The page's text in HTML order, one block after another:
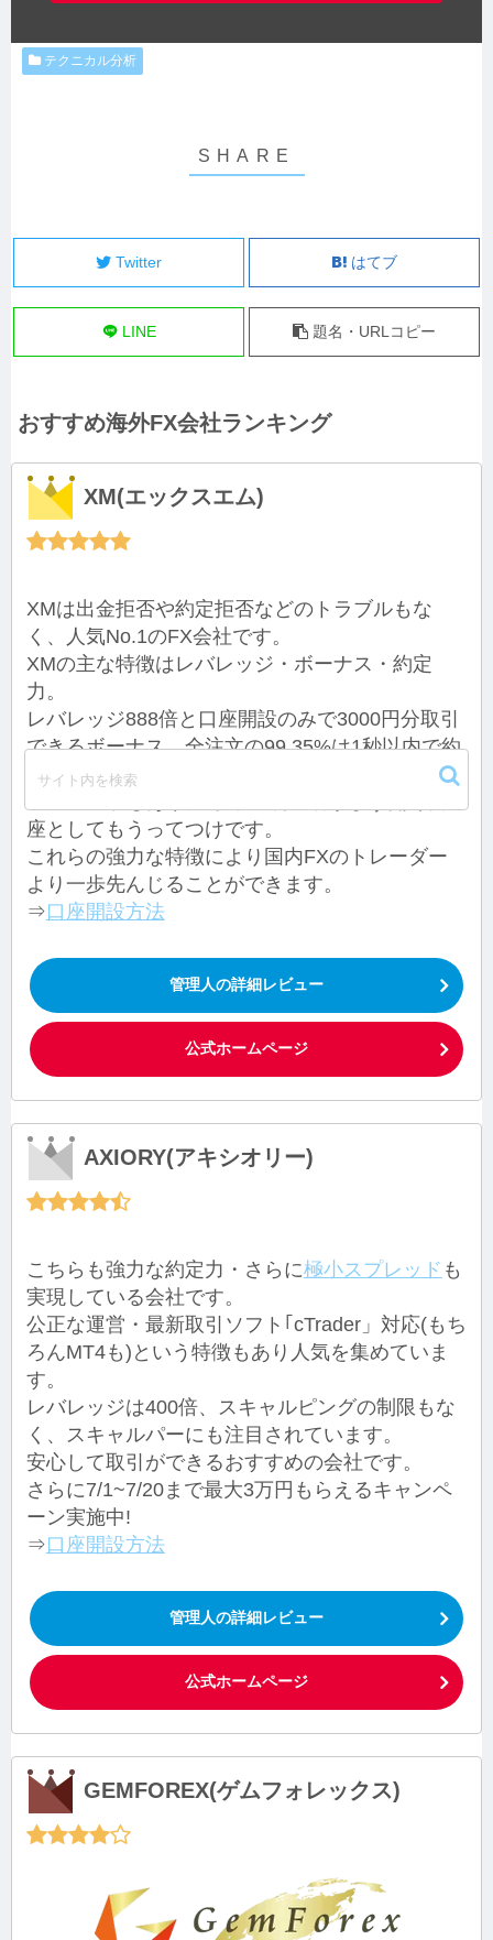
テクニカル分析
Twitter はてブ
LINE 題名・URLコピー
おすすめ海外FX会社ランキング
XM(エックスエム)
XMは出金拒否や約定拒否などのトラブルもな
く、人気No.1のFX会社です。
XMの主な特徴はレバレッジ・ボーナス・約定
力。
レバレッジ888倍と口座開設のみで3000円分取引
できるボーナス、全注文の99.35%は1秒以内で約
定。
座としてもうってつけです。
これらの強力な特徴により国内FXのトレーダー
より一歩先んじることができます。
⇒口座開設方法
管理人の詳細レビュー
公式ホームページ
AXIORY(アキシオリー)
こちらも強力な約定力・さらに極小スプレッド も
実現している会社です。
公正な運営・最新取引ソフト｢cTrader」対応(もち
ろんMT4も)という特徴もあり人気を集めていま
す。
レバレッジは400倍、スキャルピングの制限もな
く、スキャルパーにも注目されています。
安心して取引ができるおすすめの会社です。
さらに7/1~7/20まで最大3万円もらえるキャンペ
ーン実施中!
⇒口座開設方法
管理人の詳細レビュー
公式ホームページ
GEMFOREX(ゲムフォレックス)